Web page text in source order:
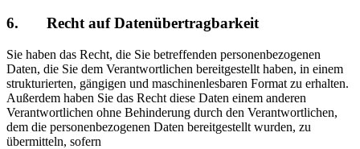
6. Recht auf Datenübertragbarkeit
Sie haben das Recht, die Sie betreffenden personenbezogenen
Daten, die Sie dem Verantwortlichen bereitgestellt haben, in einem
strukturierten, gängigen und maschinenlesbaren Format zu erhalten.
Außerdem haben Sie das Recht diese Daten einem anderen
Verantwortlichen ohne Behinderung durch den Verantwortlichen,
dem die personenbezogenen Daten bereitgestellt wurden, zu
übermitteln, sofern